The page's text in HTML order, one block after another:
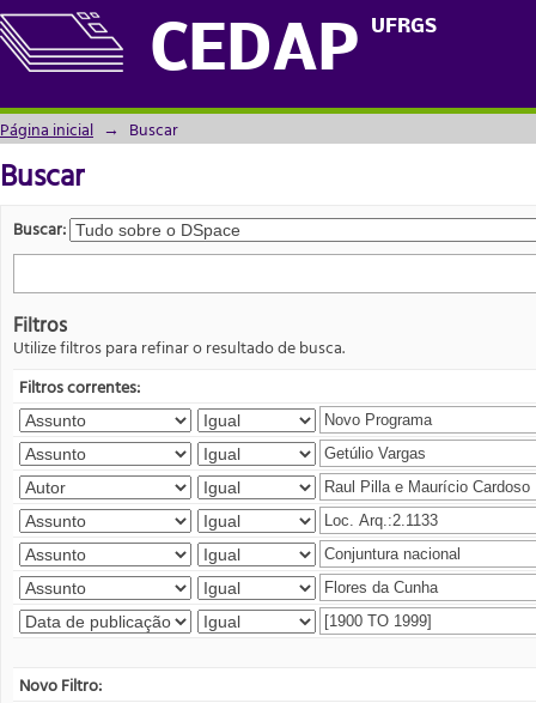
CEDAP UFRGS
Buscar
Página inicial → Buscar
Buscar
Buscar:
Filtros
Utilize filtros para refinar o resultado de busca.
Filtros correntes:
Novo Filtro: